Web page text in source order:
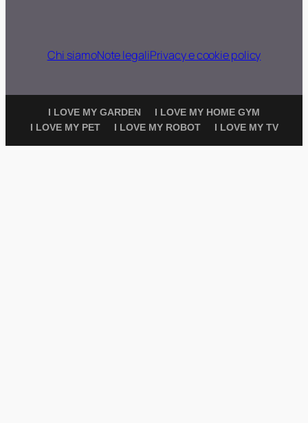
Chi siamoNote legaliPrivacy e cookie policy
I LOVE MY GARDEN
I LOVE MY HOME GYM
I LOVE MY PET
I LOVE MY ROBOT I LOVE MY TV